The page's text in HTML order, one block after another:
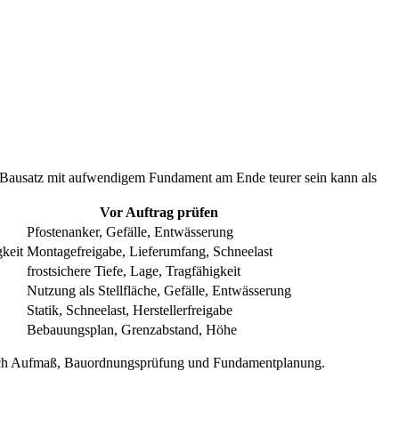
mit aufwendigem Fundament am Ende teurer sein kann als
Vor Auftrag prüfen
Pfostenanker, Gefälle, Entwässerung
Montagefreigabe, Lieferumfang, Schneelast
frostsichere Tiefe, Lage, Tragfähigkeit
Nutzung als Stellfläche, Gefälle, Entwässerung
Statik, Schneelast, Herstellerfreigabe
Bebauungsplan, Grenzabstand, Höhe
Aufmaß, Bauordnungsprüfung und Fundamentplanung.